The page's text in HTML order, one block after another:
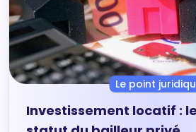
Le point
Investissement locatif :